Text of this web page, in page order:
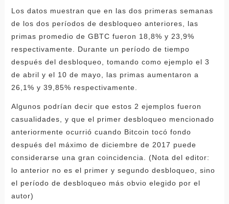
Los datos muestran que en las dos primeras semanas
de los dos períodos de desbloqueo anteriores, las
primas promedio de GBTC fueron 18,8% y 23,9%
respectivamente. Durante un período de tiempo
después del desbloqueo, tomando como ejemplo el 3
de abril y el 10 de mayo, las primas aumentaron a
26,1% y 39,85% respectivamente.
Algunos podrían decir que estos 2 ejemplos fueron
casualidades, y que el primer desbloqueo mencionado
anteriormente ocurrió cuando Bitcoin tocó fondo
después del máximo de diciembre de 2017 puede
considerarse una gran coincidencia. (Nota del editor:
lo anterior no es el primer y segundo desbloqueo, sino
el período de desbloqueo más obvio elegido por el
autor)